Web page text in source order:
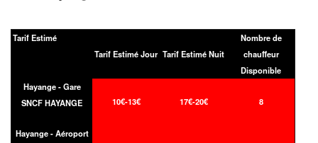
Tarif Estimé
Tarif Estimé Jour Tarif Estimé Nuit
Nombre de
chauffeur
Disponible
Hayange - Gare
SNCF HAYANGE
10€-13€ 17€-20€ 8
Hayange - Aéroport